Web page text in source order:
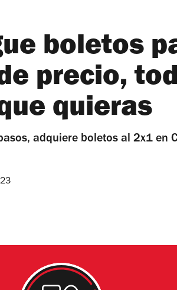
boletos
precio,
quieras
adquiere boletos al 2x1 en